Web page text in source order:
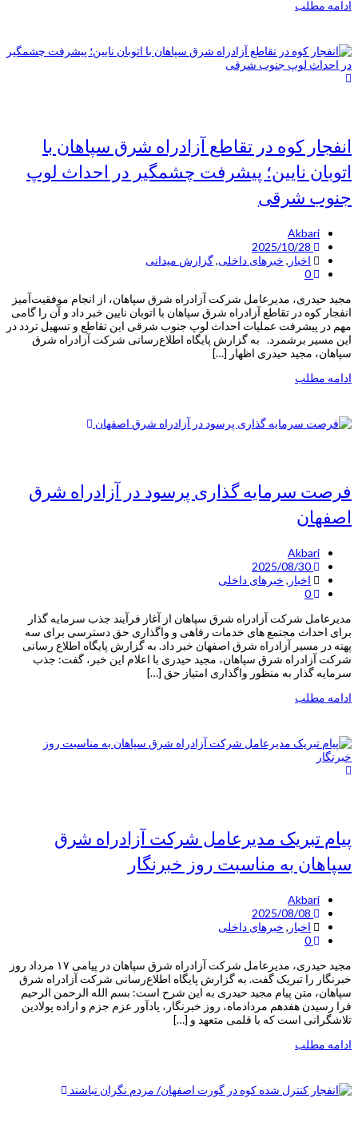
ادامه مطلب
انفجار کوه در تقاطع آزادراه شرق سپاهان با
اتوبان نایین؛ پیشرفت چشمگیر در احداث لوپ
جنوب شرقی
Akbari
اخبار , خبرهای داخلی,گزارش میدانی
مجید حیدری، مدیرعامل شرکت آزادراه شرق سپاهان، از انجام موفقیت‌آمیز
انفجار کوه در تقاطع آزادراه شرق سپاهان با اتوبان نایین خبر داد و آن را گامی
مهم در پیشرفت عملیات احداث لوپ جنوب شرقی این تقاطع و تسهیل تردد در
این مسیر برشمرد. به گزارش پایگاه اطلاع‌رسانی شرکت آزادراه شرق
سپاهان، مجید حیدری اظهار […]
ادامه مطلب
فرصت سرمایه گذاری پرسود در آزادراه شرق
اصفهان
Akbari
اخبار , خبرهای داخلی
مدیرعامل شرکت آزادراه شرق سپاهان از آغاز فرآیند جذب سرمایه گذار
برای احداث مجتمع های خدمات رفاهی و واگذاری حق دسترسی برای سه
پهنه در مسیر آزادراه شرق اصفهان خبر داد. به گزارش پایگاه اطلاع رسانی
شرکت آزادراه شرق سپاهان، مجید حیدری با اعلام این خبر، گفت: جذب
سرمایه گذار به منظور واگذاری امتیاز حق […]
ادامه مطلب
پیام تبریک مدیرعامل شرکت آزادراه شرق
سپاهان به مناسبت روز خبرنگار
Akbari
اخبار , خبرهای داخلی
مجید حیدری، مدیرعامل شرکت آزادراه شرق سپاهان در پیامی ۱۷ مرداد روز
خبرنگار را تبریک گفت. به گزارش پایگاه اطلاع‌رسانی شرکت آزادراه شرق
سپاهان، متن پیام مجید حیدری به این شرح است: بسم الله الرحمن الرحیم
فرا رسیدن هفدهم مردادماه، روز خبرنگار، یادآور عزم جزم و اراده پولادین
تلاشگرانی است که با قلمی متعهد و […]
ادامه مطلب